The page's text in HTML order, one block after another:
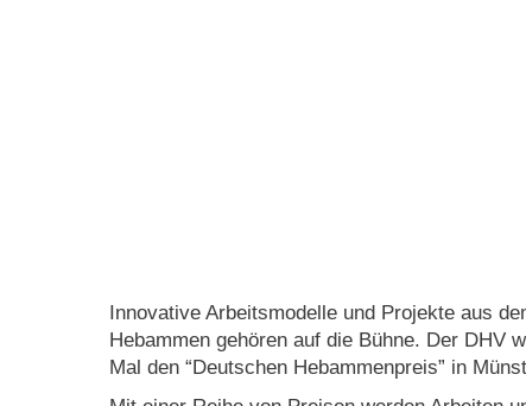
Innovative Arbeitsmodelle und Projekte aus
Hebammen gehören auf die Bühne. Der DHV
Mal den “Deutschen Hebammenpreis” in